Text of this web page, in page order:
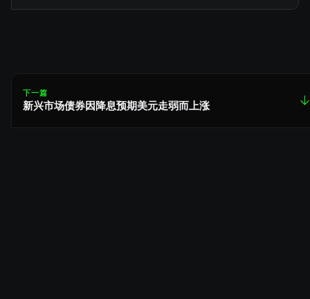
下一篇
新兴市场债券因降息预期美元走弱而上涨 ↓